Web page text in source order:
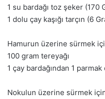
1 su bardağı toz şeker (170
1 dolu çay kaşığı tarçın (6
Hamurun üzerine sürmek
100 gram tereyağı
1 çay bardağından 1 parmak
Nokulun üzerine sürmek